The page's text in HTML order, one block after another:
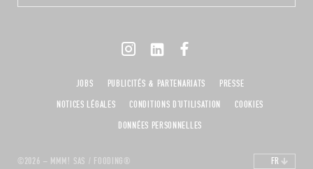
©2026 – MMM! SAS / FOODING®
JOBS PUBLICITÉS & PARTENARIATS
PRESSE
NOTICES LÉGALES
CONDITIONS D'UTILISATION
COOKIES
DONNÉES PERSONNELLES
FR